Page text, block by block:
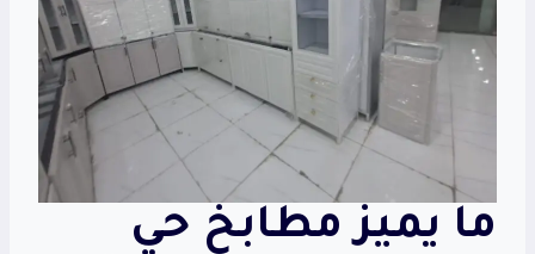
ما يميز مطابخ حي